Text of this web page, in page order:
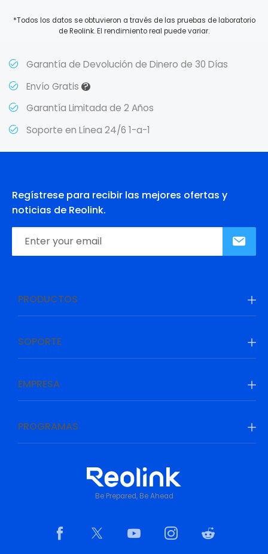
*Todos los datos se obtuvieron a través de las pruebas de laboratorio
de Reolink. El rendimiento real puede variar.
Garantía de Devolución de Dinero de 30 Días
Envío Gratis ?
Garantía Limitada de 2 Años
Soporte en Línea 24/6 1-a-1
Regístrese para recibir las mejores ofertas y
noticias de Reolink.
PRODUCTOS
SOPORTE
EMPRESA
PROGRAMAS
Be Prepared, Be Ahead